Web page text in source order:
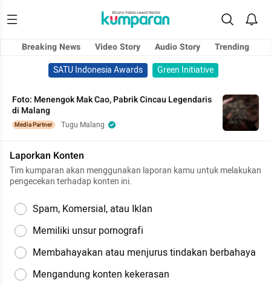
Breaking News Video Story Audio Story
Trending
SATU Indonesia Awards
Green Initiative
Foto: Menengok Mak Cao, Pabrik Cincau Legendaris
di Malang
Media Partner Tugu Malang
Laporkan Konten
Tim kumparan akan menggunakan laporan kamu untuk melakukan
pengecekan terhadap konten ini.
Spam, Komersial, atau Iklan
Memiliki unsur pornografi
Membahayakan atau menjurus tindakan berbahaya
Mengandung konten kekerasan